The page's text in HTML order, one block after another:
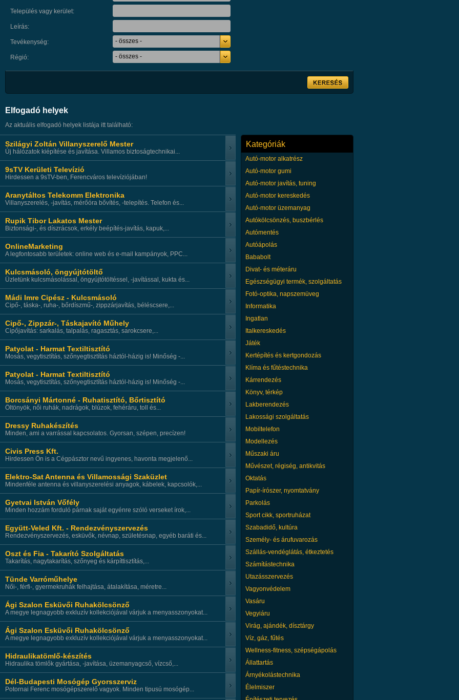
Település vagy kerület:
Leírás:
Tevékenység: - összes -
Régió: - összes -
Elfogadó helyek
Az aktuális elfogadó helyek listája itt található:
Kategóriák
Autó-motor alkatrész
Autó-motor gumi
Autó-motor javítás, tuning
Autó-motor kereskedés
Autó-motor üzemanyag
Autókölcsönzés, buszbérlés
Autómentés
Autóápolás
Bababolt
Divat- és méteráru
Egészségügyi termék, szolgáltatás
Fotó-optika, napszemüveg
Informatika
Ingatlan
Italkereskedés
Játék
Kertépítés és kertgondozás
Klíma és fűtéstechnika
Kárrendezés
Könyv, térkép
Lakberendezés
Lakossági szolgáltatás
Mobiltelefon
Modellezés
Műszaki áru
Művészet, régiség, antikvitás
Oktatás
Papír-írószer, nyomtatvány
Parkolás
Sport cikk, sportruházat
Szabadidő, kultúra
Személy- és árufuvarozás
Szállás-vendéglátás, étkeztetés
Számítástechnika
Utazásszervezés
Vagyonvédelem
Vasáru
Vegyiáru
Virág, ajándék, dísztárgy
Víz, gáz, fűtés
Wellness-fitness, szépségápolás
Állattartás
Árnyékolástechnika
Élelmiszer
Szilágyi Zoltán Villanyszerelő Mester
Új hálózatok kiépítése és javítása. Villamos biztoságtechnikai...
9sTV Kerületi Televízió
Hirdessen a 9sTV-ben, Ferencváros televíziójában!
Aranytáltos Telekomm Elektronika
Villanyszerelés, -javítás, mérőóra bővítés, -telepítés. Telefon és...
Rupik Tibor Lakatos Mester
Biztonsági-, és díszrácsok, erkély beépítés-javítás, kapuk,...
OnlineMarketing
A legfontosabb területek: online web és e-mail kampányok, PPC...
Kulcsmásoló, öngyújtótöltő
Üzletünk kulcsmásolással, öngyújtótöltéssel, -javítással, kukta és...
Mádi Imre Cipész - Kulcsmásoló
Cipő-, táska-, ruha-, bőrdíszmű-, zippzárjavítás, béléscsere,...
Cipő-, Zippzár-, Táskajavító Műhely
Cipőjavítás: sarkalás, talpalás, ragasztás, sarokcsere,...
Patyolat - Harmat Textiltisztító
Mosás, vegytisztítás, szőnyegtisztítás háztól-házig is! Minőség -...
Patyolat - Harmat Textiltisztító
Mosás, vegytisztítás, szőnyegtisztítás háztól-házig is! Minőség -...
Borcsányi Mártonné - Ruhatisztító, Bőrtisztító
Öltönyök, női ruhák, nadrágok, blúzok, fehéráru, toll és...
Dressy Ruhakészítés
Minden, ami a varrással kapcsolatos. Gyorsan, szépen, precízen!
Civis Press Kft.
Hirdessen Ön is a Cégpásztor nevű ingyenes, havonta megjelenő...
Elektro-Sat Antenna és Villamossági Szaküzlet
Mindenféle antenna és villanyszerelési anyagok, kábelek, kapcsolók,...
Gyetvai István Vőfély
Minden hozzám forduló párnak saját egyénre szóló verseket írok,...
Együtt-Veled Kft. - Rendezvényszervezés
Rendezvényszervezés, esküvők, névnap, születésnap, egyéb baráti és...
Oszt és Fia - Takarító Szolgáltatás
Takarítás, nagytakarítás, szőnyeg és kárpíttisztítás,...
Tünde Varróműhelye
Női-, férfi-, gyermekruhák felhajtása, átalakítása, méretre...
Ági Szalon Esküvői Ruhakölcsönző
A megye legnagyobb exkluzív kollekciójával várjuk a menyasszonyokat...
Ági Szalon Esküvői Ruhakölcsönző
A megye legnagyobb exkluzív kollekciójával várjuk a menyasszonyokat...
Hidraulikatömlő-készítés
Hidraulika tömlők gyártása, -javítása, üzemanyagcső, vízcső,...
Dél-Budapesti Mosógép Gyorsszerviz
Potornai Ferenc mosógépszerelő vagyok. Minden tipusú mosógép...